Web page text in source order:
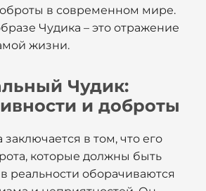
в современном мире.
Чудика – это отражение
жизни.
Чудик:
и доброты
в том, что его
которые должны быть
реальности оборачиваются